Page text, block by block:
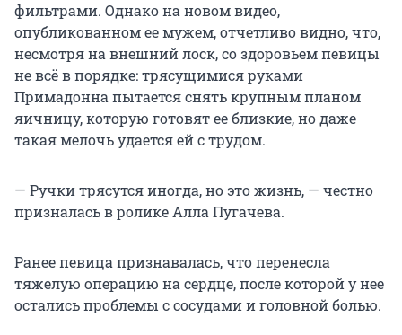
фильтрами. Однако на новом видео,
опубликованном ее мужем, отчетливо видно, что,
несмотря на внешний лоск, со здоровьем певицы
не всё в порядке: трясущимися руками
Примадонна пытается снять крупным планом
яичницу, которую готовят ее близкие, но даже
такая мелочь удается ей с трудом.
— Ручки трясутся иногда, но это жизнь, — честно
призналась в ролике Алла Пугачева.
Ранее певица признавалась, что перенесла
тяжелую операцию на сердце, после которой у нее
остались проблемы с сосудами и головной болью.